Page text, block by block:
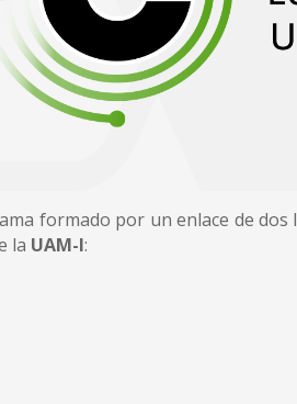
formado por un enlace de dos
la UAM-I: